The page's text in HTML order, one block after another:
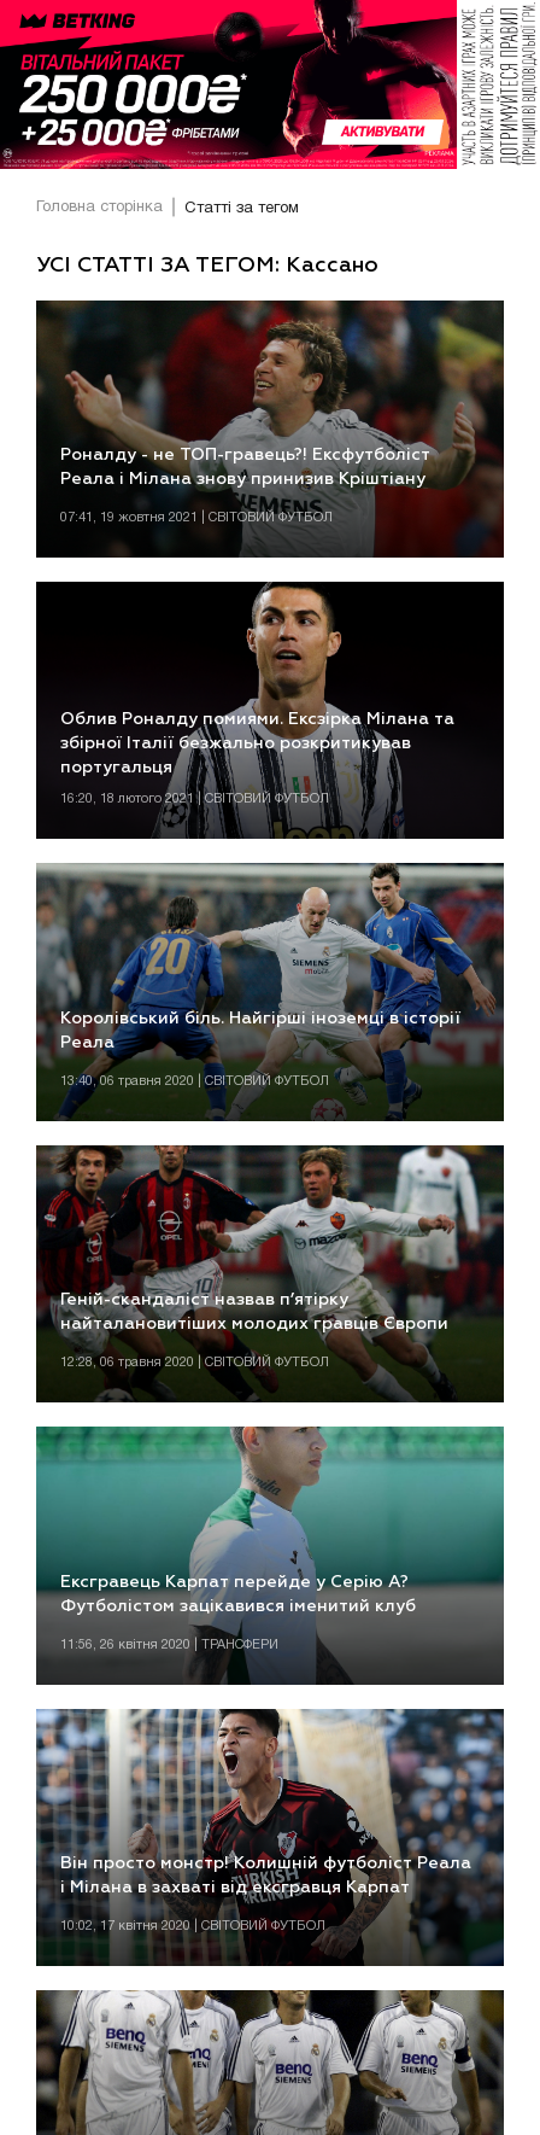
Головна сторінка Статті за тегом
УСІ СТАТТІ ЗА ТЕГОМ: Кассано
Роналду - не ТОП-гравець?! Ексфутболіст
Реала і Мілана знову принизив Кріштіану
07:41, 19 жовтня 2021 | СВІТОВИЙ ФУТБОЛ
Облив Роналду помиями. Ексзірка Мілана та
збірної Італії безжально розкритикував
португальця
16:20, 18 лютого 2021 | СВІТОВИЙ ФУТБОЛ
Королівський біль. Найгірші іноземці в історії
Реала
13:40, 06 травня 2020 | СВІТОВИЙ ФУТБОЛ
Геній-скандаліст назвав п’ятірку
найталановитіших молодих гравців Європи
12:28, 06 травня 2020 | СВІТОВИЙ ФУТБОЛ
Ексгравець Карпат перейде у Серію А?
Футболістом зацікавився іменитий клуб
11:56, 26 квітня 2020 | ТРАНСФЕРИ
Він просто монстр! Колишній футболіст Реала
і Мілана в захваті від ексгравця Карпат
10:02, 17 квітня 2020 | СВІТОВИЙ ФУТБОЛ